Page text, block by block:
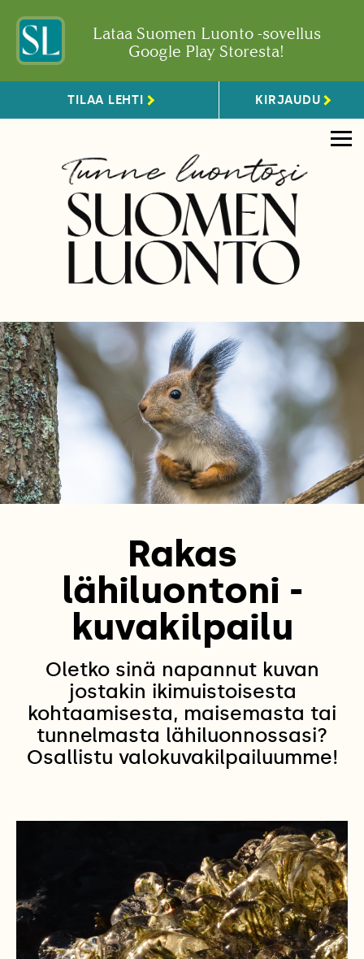
Lataa Suomen Luonto -sovellus
Google Play Storesta!
TILAA LEHTI KIRJAUDU
Rakas
lähiluontoni -
kuvakilpailu
Oletko sinä napannut kuvan
jostakin ikimuistoisesta
kohtaamisesta, maisemasta tai
tunnelmasta lähiluonnossasi?
Osallistu valokuvakilpailuumme!